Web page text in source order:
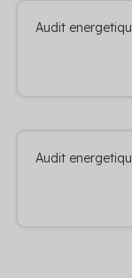
Audit
Audit